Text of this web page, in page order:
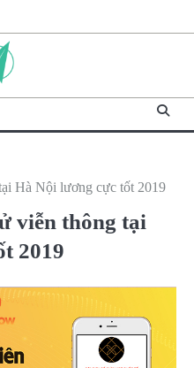
Hà Nội lương cực tốt 2019
viễn thông tại
2019